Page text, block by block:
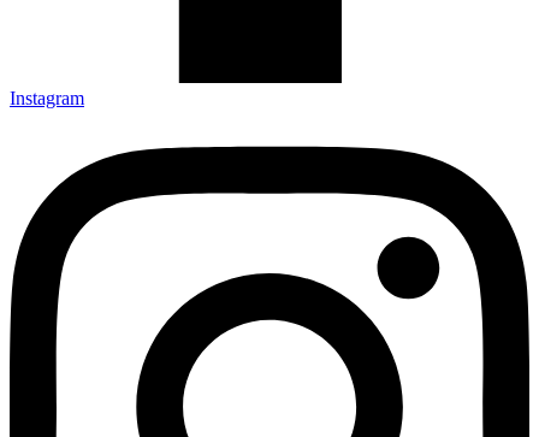
Instagram